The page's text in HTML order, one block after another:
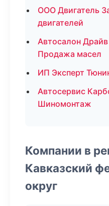
ООО Двигатель
двигателей
Автосалон
Продажа масел
ИП Эксперт
Автосервис
Шиномонтаж
Компании в
Кавказский
округ